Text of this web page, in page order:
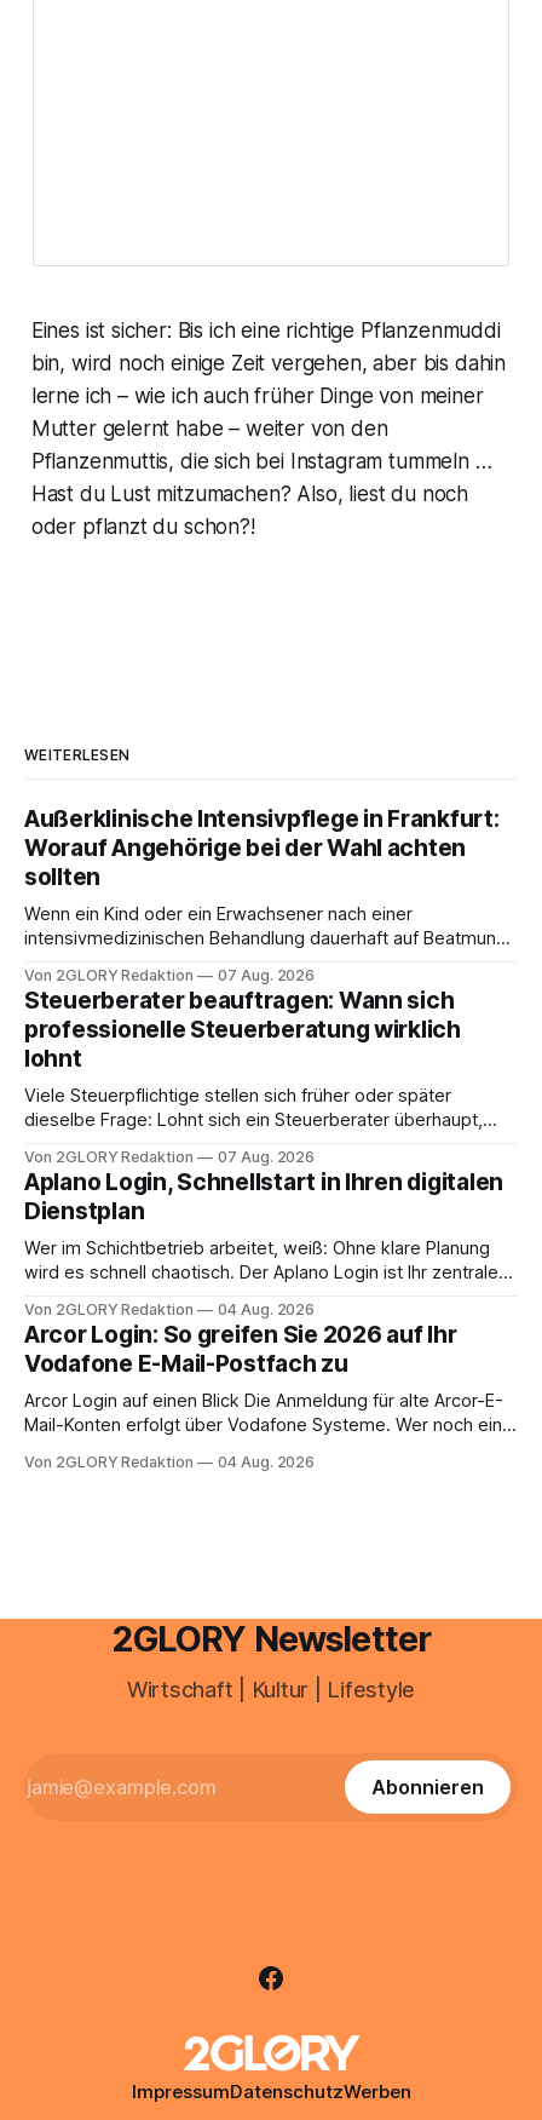
Eines ist sicher: Bis ich eine richtige Pflanzenmuddi
bin, wird noch einige Zeit vergehen, aber bis dahin
lerne ich – wie ich auch früher Dinge von meiner
Mutter gelernt habe – weiter von den
Pflanzenmuttis, die sich bei Instagram tummeln …
Hast du Lust mitzumachen? Also, liest du noch
oder pflanzt du schon?!
WEITERLESEN
Außerklinische Intensivpflege in Frankfurt:
Worauf Angehörige bei der Wahl achten
sollten
Wenn ein Kind oder ein Erwachsener nach einer
intensivmedizinischen Behandlung dauerhaft auf Beatmung
angewiesen ist, stellt sich für Familien eine schwierige
Frage: Muss die Versorgung dauerhaft in der Klinik bleiben –
oder ist ein Leben zu Hause möglich? Die außerklinische
Intensivpflege bietet genau diese Alternative: Sie
Von 2GLORY Redaktion 07 Aug. 2026
Steuerberater beauftragen: Wann sich
professionelle Steuerberatung wirklich
lohnt
Viele Steuerpflichtige stellen sich früher oder später
dieselbe Frage: Lohnt sich ein Steuerberater überhaupt,
erledigen? Die kurze Antwort: Bei einfachen
Einkommensverhältnissen reicht häufig eine Steuersoftware
aus – sobald jedoch mehrere Einkunftsarten
zusammentreffen oder größere finanzielle Veränderungen
anstehen, zahlt sich professionelle Unterstützung meist
Von 2GLORY Redaktion 07 Aug. 2026
Aplano Login, Schnellstart in Ihren digitalen
Dienstplan
Wer im Schichtbetrieb arbeitet, weiß: Ohne klare Planung
wird es schnell chaotisch. Der Aplano Login ist Ihr zentraler
abwesenheiten und die gesamte kommunikation rund um
Ihr personal digital zu organisieren. In diesem Leitfaden
erfahren Sie alles, was Sie für einen reibungslosen Einstieg
brauchen, von der Registrierung
Von 2GLORY Redaktion 04 Aug. 2026
Arcor Login: So greifen Sie 2026 auf Ihr
Vodafone E-Mail-Postfach zu
Arcor Login auf einen Blick Die Anmeldung für alte Arcor-E-
Mail-Konten erfolgt über Vodafone Systeme. Wer noch eine
besitzt, loggt sich heute über das Vodafone E-Mail & Cloud
Von 2GLORY Redaktion 04 Aug. 2026
2GLORY Newsletter
Wirtschaft | Kultur | Lifestyle
Abonnieren
ImpressumDatenschutzWerben